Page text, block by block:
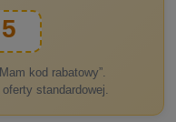
kod rabatowy”.
standardowej.